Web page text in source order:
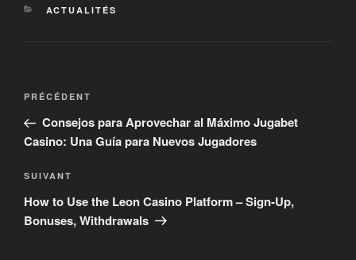
CATÉGORIES
ACTUALITÉS
Navigation
l’article
Article
précédent
PRÉCÉDENT
Consejos para Aprovechar al Máximo Jugabet
Casino: Una Guía para Nuevos Jugadores
Article
suivant
SUIVANT
How to Use the Leon Casino Platform – Sign-Up,
Bonuses, Withdrawals